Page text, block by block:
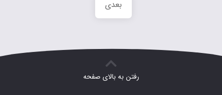
بعدی
رفتن به بالای صفحه